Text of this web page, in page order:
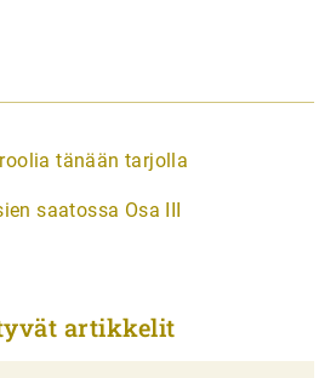
tänään tarjolla
saatossa Osa III
artikkelit